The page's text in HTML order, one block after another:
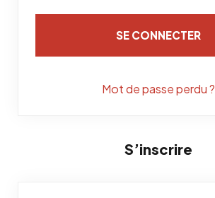
SE CONNECTER
Mot de passe perdu ?
S’inscrire